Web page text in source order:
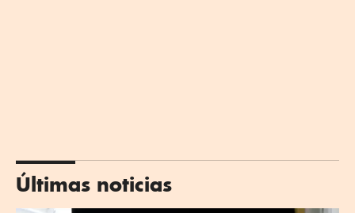
Últimas noticias